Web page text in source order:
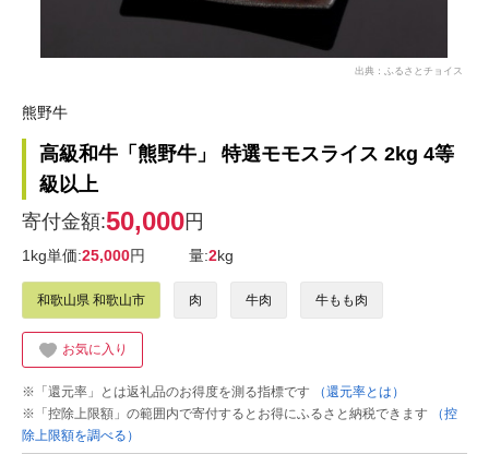
出典：ふるさとチョイス
熊野牛
高級和牛「熊野牛」 特選モモスライス 2kg 4等
級以上
寄付金額:50,000円
1kg単価:25,000円 量:2kg
和歌山県 和歌山市 肉 牛肉 牛もも肉
お気に入り
※「還元率」とは返礼品のお得度を測る指標です
（還元率とは）
※「控除上限額」の範囲内で寄付するとお得にふるさと納税できます
（控
除上限額を調べる）